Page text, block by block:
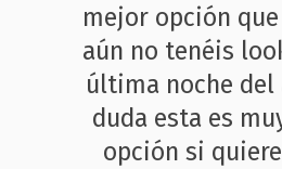
mejor opción que
aún no tenéis
última noche del
duda esta es
opción si